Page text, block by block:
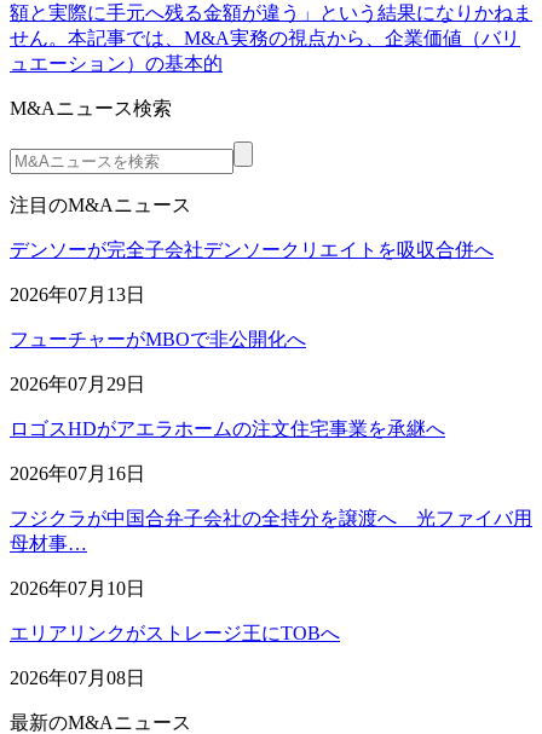
額と実際に手元へ残る金額が違う」という結果になりかねま
せん。本記事では、M&A実務の視点から、企業価値（バリ
ュエーション）の基本的
M&Aニュース検索
注目のM&Aニュース
デンソーが完全子会社デンソークリエイトを吸収合併へ
2026年07月13日
フューチャーがMBOで非公開化へ
2026年07月29日
ロゴスHDがアエラホームの注文住宅事業を承継へ
2026年07月16日
フジクラが中国合弁子会社の全持分を譲渡へ 光ファイバ用
母材事…
2026年07月10日
エリアリンクがストレージ王にTOBへ
2026年07月08日
最新のM&Aニュース